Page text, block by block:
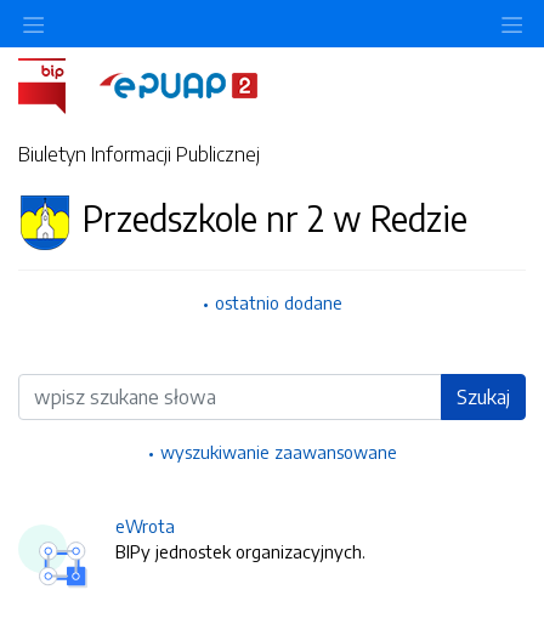
Biuletyn Informacji Publicznej
Przedszkole nr 2 w Redzie
ostatnio dodane
Wyszukiwarka Szukaj
wyszukiwanie zaawansowane
eWrota
BIPy jednostek organizacyjnych.